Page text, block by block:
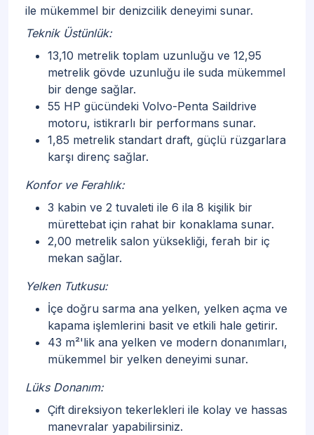
ile mükemmel bir denizcilik deneyimi sunar.
Teknik Üstünlük:
13,10 metrelik toplam uzunluğu ve 12,95
metrelik gövde uzunluğu ile suda mükemmel
bir denge sağlar.
55 HP gücündeki Volvo-Penta Saildrive
motoru, istikrarlı bir performans sunar.
1,85 metrelik standart draft, güçlü rüzgarlara
karşı direnç sağlar.
Konfor ve Ferahlık:
3 kabin ve 2 tuvaleti ile 6 ila 8 kişilik bir
mürettebat için rahat bir konaklama sunar.
2,00 metrelik salon yüksekliği, ferah bir iç
mekan sağlar.
Yelken Tutkusu:
İçe doğru sarma ana yelken, yelken açma ve
kapama işlemlerini basit ve etkili hale getirir.
43 m²'lik ana yelken ve modern donanımları,
mükemmel bir yelken deneyimi sunar.
Lüks Donanım:
Çift direksiyon tekerlekleri ile kolay ve hassas
manevralar yapabilirsiniz.